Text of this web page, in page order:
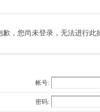
歉，您尚未登录，无法进行此
帐号:
密码: